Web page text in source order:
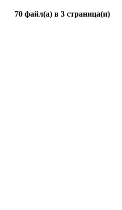
70 файл(а) в 3 страница(и)